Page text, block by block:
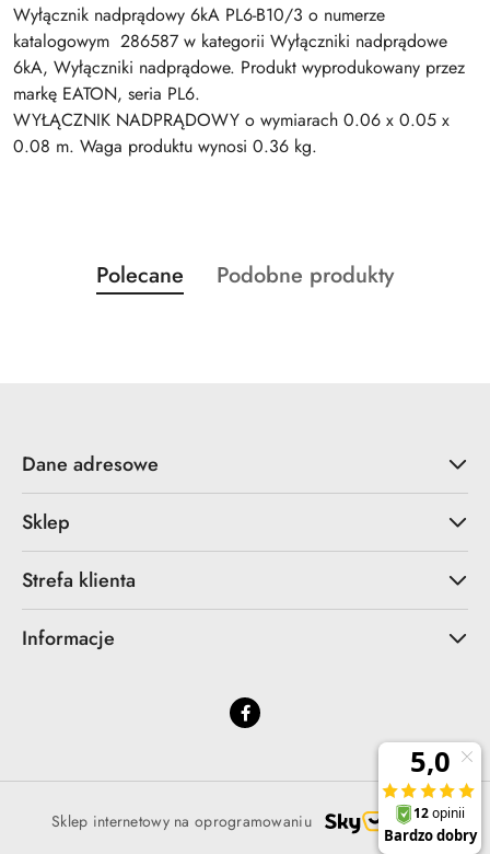
Wyłącznik nadprądowy 6kA PL6-B10/3 o numerze
katalogowym 286587 w kategorii Wyłączniki nadprądowe
6kA, Wyłączniki nadprądowe. Produkt wyprodukowany przez
markę EATON, seria PL6.
WYŁĄCZNIK NADPRĄDOWY o wymiarach 0.06 x 0.05 x
0.08 m. Waga produktu wynosi 0.36 kg.
Pomiń karuzelę produktów
Produkty
o
Polecane
Produkty
Podobne produkty
Dane adresowe
Sklep
Strefa klienta
Informacje
Sklep internetowy na oprogramowaniu